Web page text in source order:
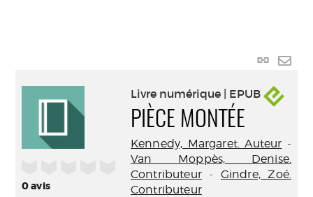
Lien
0avis
Livre numérique | EPUB
PIÈCE MONTÉE
Kennedy, Margaret. Auteur -
Van Moppès, Denise.
Contributeur- Gindre, Zoé.
Contributeur